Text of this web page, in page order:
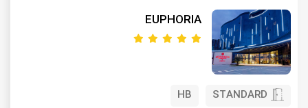
EUPHORIA
STANDARD
HB